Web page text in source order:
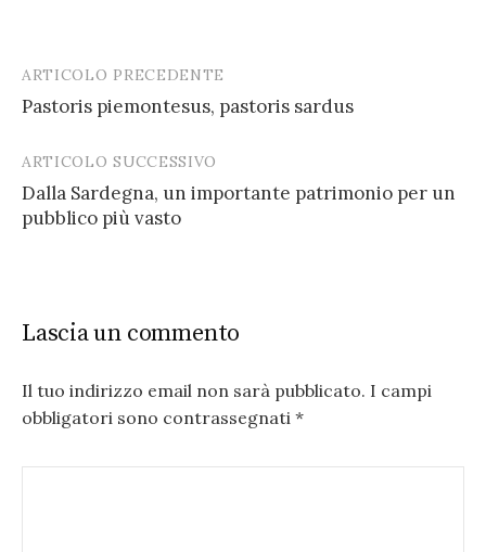
Post
navigation
ARTICOLO PRECEDENTE
Pastoris piemontesus, pastoris sardus
ARTICOLO SUCCESSIVO
Dalla Sardegna, un importante patrimonio per un
pubblico più vasto
Lascia un commento
Il tuo indirizzo email non sarà pubblicato. I campi
obbligatori sono contrassegnati *